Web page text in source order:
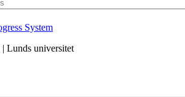
System
Lunds universitet